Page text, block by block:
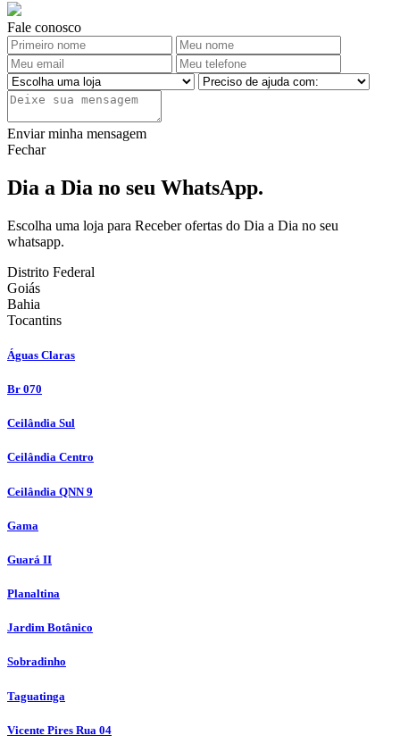
Fale conosco
Enviar minha mensagem
Fechar
Dia a Dia no seu WhatsApp.
Escolha uma loja para Receber ofertas do Dia a Dia no seu
whatsapp.
Distrito Federal
Goiás
Bahia
Tocantins
Águas Claras
Br 070
Ceilândia Sul
Ceilândia Centro
Ceilândia QNN 9
Gama
Guará II
Planaltina
Jardim Botânico
Sobradinho
Taguatinga
Vicente Pires Rua 04